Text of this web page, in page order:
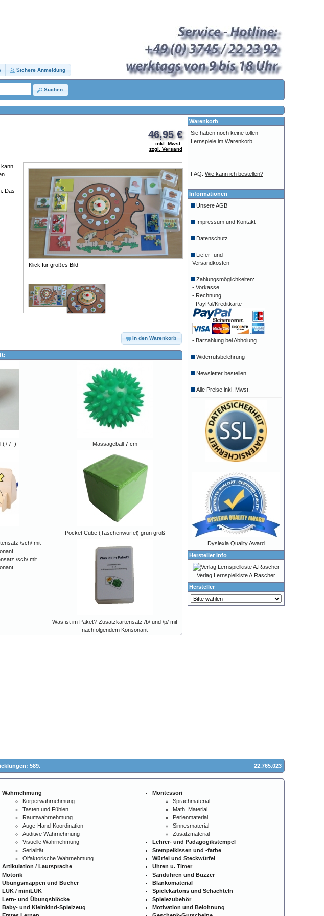
Sichere Anmeldung
Suchen
46,95 €
inkl. Mwst
zzgl. Versand
Klick für großes Bild
kann
Das
In den Warenkorb
(+ / -) Massageball 7 cm
Pocket Cube (Taschenwürfel) grün groß
/sch/ mit
Was ist im Paket?-Zusatzkartensatz /b/ und /p/ mit
nachfolgendem Konsonant
Warenkorb
Sie haben noch keine tollen
Lernspiele im Warenkorb.
FAQ: Wie kann ich bestellen?
Informationen
Unsere AGB
Impressum und Kontakt
Datenschutz
Liefer- und
Versandkosten
Zahlungsmöglichkeiten:
- Vorkasse
- Rechnung
- PayPal/Kreditkarte
- Barzahlung bei Abholung
Widerrufsbelehrung
Newsletter bestellen
Alle Preise inkl. Mwst.
Dyslexia Quality Award
Hersteller Info
Verlag Lernspielkiste A.Rascher
Hersteller
589. 22.765.023
Wahrnehmung
Körperwahrnehmung
Tasten und Fühlen
Raumwahrnehmung
Auge-Hand-Koordination
Auditive Wahrnehmung
Visuelle Wahrnehmung
Serialität
Olfaktorische Wahrnehmung
Artikulation / Lautsprache
Motorik
Übungsmappen und Bücher
LÜK / miniLÜK
Lern- und Übungsblöcke
Baby- und Kleinkind-Spielzeug
Montessori
Sprachmaterial
Math. Material
Perlenmaterial
Sinnesmaterial
Zusatzmaterial
Lehrer- und Pädagogikstempel
Stempelkissen und -farbe
Würfel und Steckwürfel
Uhren u. Timer
Sanduhren und Buzzer
Blankomaterial
Spielekartons und Schachteln
Spielezubehör
Motivation und Belohnung